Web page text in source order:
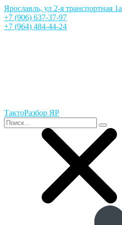
Ярославль, ул 2-я транспортная 1а
+7 (906) 637-37-97
+7 (964) 484-44-24
ТактоРазбор ЯР